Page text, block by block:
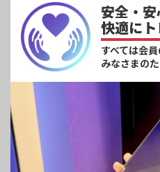
安全・安
快適にト
すべては会員
みなさまのた